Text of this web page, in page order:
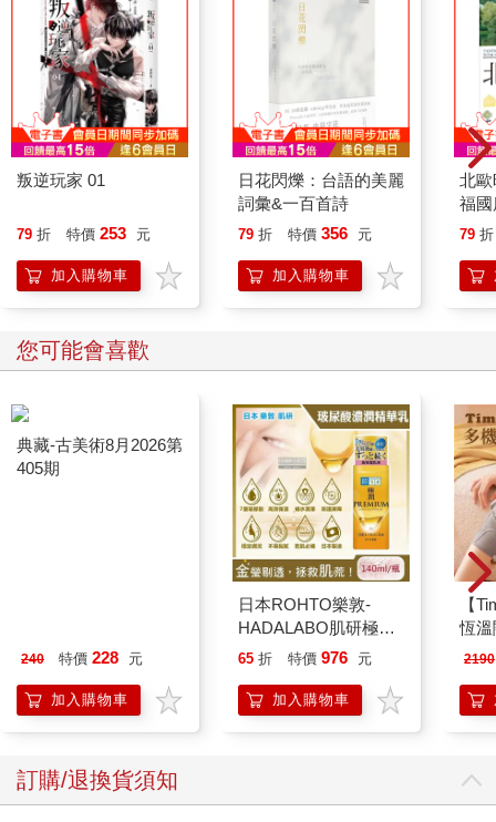
叛逆玩家 01
79 折 特價 253 元
加入購物車
日花閃爍：台語的美麗
詞彙&一百首詩
79 折 特價 356 元
加入購物車
北
福
79 折
您可能會喜歡
240 特價 228 元
加入購物車
日本ROHTO樂敦-
HADALABO肌研極潤
金緻7重玻尿酸高效保
140ml/金瓶(Premium
臉部肌膚護理乳霜,素
65 折 特價 976 元
加入購物車
【
恆
肩/
膝
2190
訂購/退換貨須知